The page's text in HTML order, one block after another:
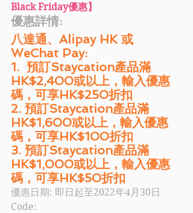
Black Friday優惠】
優惠詳情:
八達通、Alipay HK 或
WeChat Pay:
1.  預訂Staycation產品滿
HK$2,400或以上，輸入優惠
碼，可享HK$250折扣
2. 預訂Staycation產品滿
HK$1,600或以上，輸入優惠
碼，可享HK$100折扣
3. 預訂Staycation產品滿
HK$1,000或以上，輸入優惠
碼，可享HK$50折扣
優惠日期: 即日起至2022年4月30日
Code: